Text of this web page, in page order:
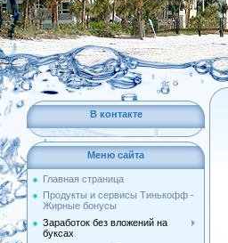
В контакте
Меню сайта
Главная страница
Продукты и сервисы Тинькофф -
Жирные бонусы
Заработок без вложений на
буксах